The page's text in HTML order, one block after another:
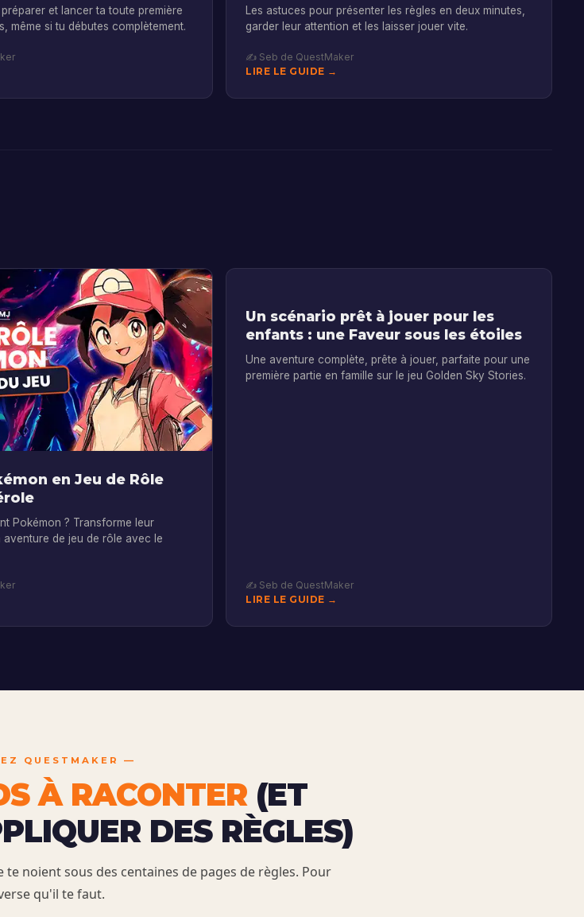
et lancer ta toute première
même si tu débutes complètement.
Les astuces pour présenter les règles en deux minutes,
garder leur attention et les laisser jouer vite.
✍️ Seb de QuestMaker
LIRE LE GUIDE →
en Jeu de Rôle
Pokémon ? Transforme leur
de jeu de rôle avec le
Un scénario prêt à jouer pour les
enfants : une Faveur sous les étoiles
Une aventure complète, prête à jouer, parfaite pour une
première partie en famille sur le jeu Golden Sky Stories.
✍️ Seb de QuestMaker
LIRE LE GUIDE →
QUESTMAKER —
À RACONTER(ET
DES RÈGLES)
noient sous des centaines de pages de règles. Pour
qu'il te faut.